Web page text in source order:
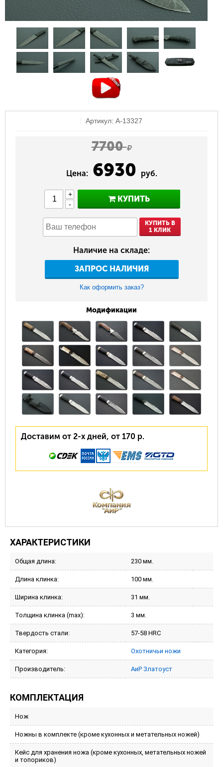
Артикул: A-13327
7700
Цена: 6930 руб.
+
-
КУПИТЬ
КУПИТЬ В
1 КЛИК
Наличие на складе:
ЗАПРОС НАЛИЧИЯ
Как оформить заказ?
Модификации
Доставим от 2-х дней, от 170 р.
ХАРАКТЕРИСТИКИ
Общая длина: 230 мм.
Длина клинка: 100 мм.
Ширина клинка: 31 мм.
Толщина клинка (max): 3 мм.
Твердость стали: 57-58 HRC
Категория: Охотничьи ножи
Производитель: АиР Златоуст
КОМПЛЕКТАЦИЯ
Нож
Ножны в комплекте (кроме кухонных и метательных ножей)
Кейс для хранения ножа (кроме кухонных, метательных ножей
и топориков)